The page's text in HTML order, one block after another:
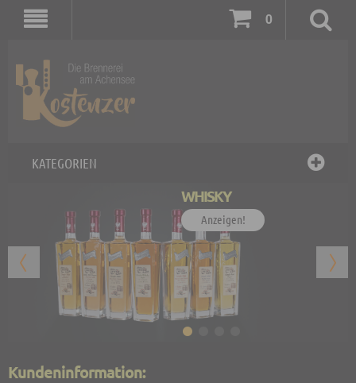
0
KATEGORIEN
WHISKY
Anzeigen!
Kundeninformation: